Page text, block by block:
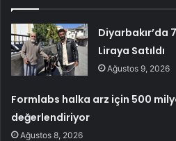
Diyarbakır’da
Liraya Satıldı
Ağustos 9, 2026
Formlabs halka arz için 500
değerlendiriyor
Ağustos 8, 2026